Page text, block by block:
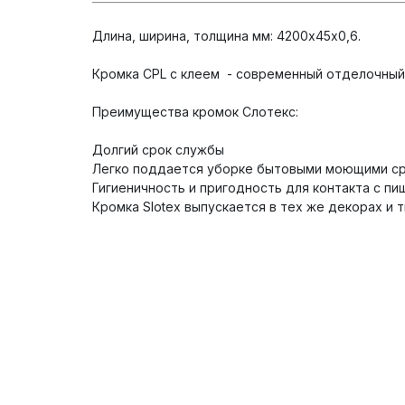
Длина, ширина, толщина мм: 4200х45х0,6.
Кромка CPL с клеем - современный отделочный
Преимущества кромок Слотекс:
Долгий срок службы
Легко поддается уборке бытовыми моющими
Гигиеничность и пригодность для контакта с
Кромка Slotex выпускается в тех же декорах и